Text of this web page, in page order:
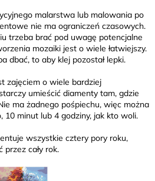
malarstwa lub malowania po
nie ma ograniczeń czasowych.
trzeba brać pod uwagę potencjalne
mozaiki jest o wiele łatwiejszy.
dbać, to aby klej pozostał lepki.
zajęciem o wiele bardziej
umieścić diamenty tam, gdzie
ma żadnego pośpiechu, więc można
10 minut lub 4 godziny, jak kto woli.
wszystkie cztery pory roku,
przez cały rok.